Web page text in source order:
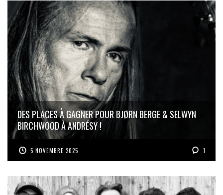
DES PLACES À GAGNER POUR BJØRN BERGE & SELWYN
BIRCHWOOD À ANDRÉSY !
5 NOVEMBRE 2025 1